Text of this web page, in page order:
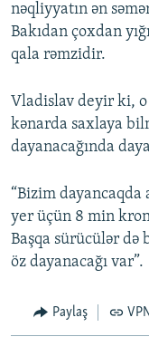
nəqliyyatın ən
Bakıdan çoxdan
qala rəmzidir.
Vladislav deyir ki,
kənarda saxlaya
dayanacağında
“Bizim dayancaqda
yer üçün 8 min
Başqa sürücülər də
öz dayanacağı var”.
Paylaş